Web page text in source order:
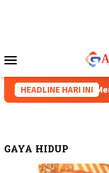
Mobile
HEADLINE HARI INI
HIPMI XVIII
GAYA HIDUP